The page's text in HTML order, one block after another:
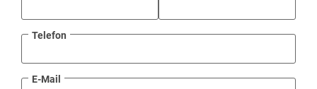
Telefon
E-Mail